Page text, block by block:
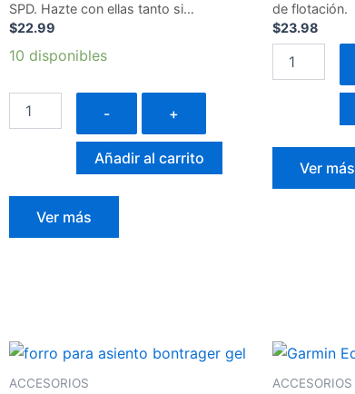
SPD. Hazte con ellas tanto si…
$22.99
10 disponibles
- +
Añadir al carrito
Ver más
de flotación.
$23.98
Ver más
ACCESORIOS
Forro
asiento
ACCESORIOS